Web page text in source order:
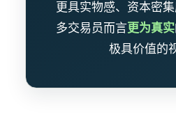
更具实物感、资本密
多交易员而言更为真实
极具价值的